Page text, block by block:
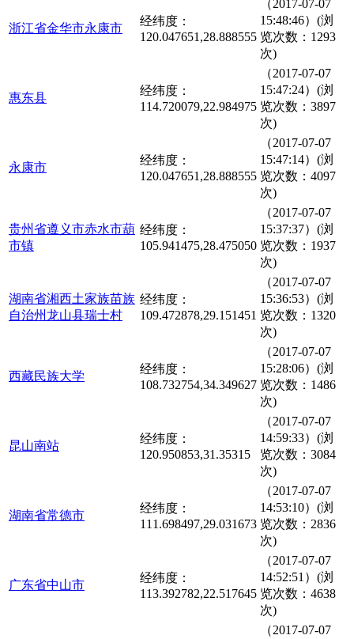
浙江省金华市永康市
经纬度：
120.047651,28.888555
（2017-07-07
15:48:46）(浏
览次数：1293
次)
惠东县
经纬度：
114.720079,22.984975
（2017-07-07
15:47:24）(浏
览次数：3897
次)
永康市
经纬度：
120.047651,28.888555
（2017-07-07
15:47:14）(浏
览次数：4097
次)
贵州省遵义市赤水市葫
市镇
经纬度：
105.941475,28.475050
（2017-07-07
15:37:37）(浏
览次数：1937
次)
湖南省湘西土家族苗族
自治州龙山县瑞士村
经纬度：
109.472878,29.151451
（2017-07-07
15:36:53）(浏
览次数：1320
次)
西藏民族大学
经纬度：
108.732754,34.349627
（2017-07-07
15:28:06）(浏
览次数：1486
次)
昆山南站
经纬度：
120.950853,31.35315
（2017-07-07
14:59:33）(浏
览次数：3084
次)
湖南省常德市
经纬度：
111.698497,29.031673
（2017-07-07
14:53:10）(浏
览次数：2836
次)
广东省中山市
经纬度：
113.392782,22.517645
（2017-07-07
14:52:51）(浏
览次数：4638
次)
（2017-07-07